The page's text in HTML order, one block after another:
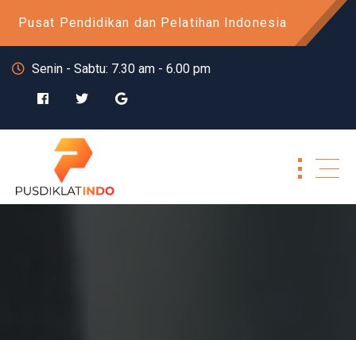
Pusat Pendidikan dan Pelatihan Indonesia
Senin - Sabtu: 7.30 am - 6.00 pm